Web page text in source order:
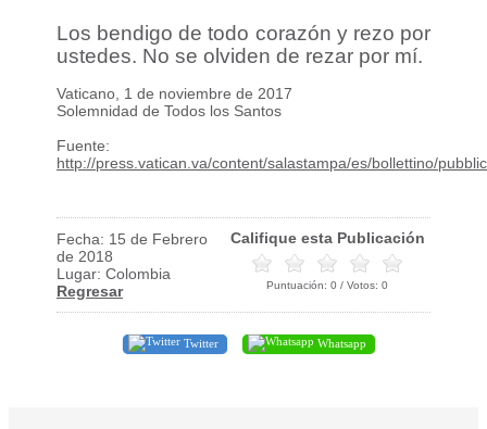
Los bendigo de todo corazón y rezo por
ustedes. No se olviden de rezar por mí.
Vaticano, 1 de noviembre de 2017
Solemnidad de Todos los Santos
Fuente:
http://press.vatican.va/content/salastampa/es/bollettino/
Fecha: 15 de Febrero
de 2018
Lugar: Colombia
Regresar
Califique esta Publicación
Puntuación: 0 / Votos: 0
Twitter Whatsapp